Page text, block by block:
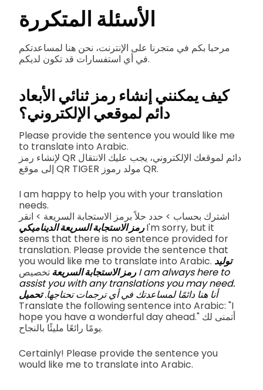
الأسئلة المتكررة
مرحبا بكم في متجرنا على الإنترنت، نحن هنا لمساعدتكم
في أي استفسارات قد تكون لديكم.
كيف يمكنني إنشاء رمز ثنائي الأبعاد
دائم لموقعي الإلكتروني؟
Please provide the sentence you would like me
to translate into Arabic.
لإنشاء رمز QR دائم لموقعك الإلكتروني، يجب عليك الانتقال
إلى موقع QR TIGER مولد رموز QR.
I am happy to help you with your translation
needs.
اشترك بحساب > حدد حلاً برمز الاستجابة السريعة > انقر
رمز الاستجابة السريعة الديناميكيI'm sorry, but it
seems that there is no sentence provided for
translation. Please provide the sentence that
you would like me to translate into Arabic. توليد
رمز الاستجابة السريعةتخصيصI am always here to
assist you with any translations you may need.
أنا هنا دائمًا لمساعدتك في أي ترجمات تحتاجها.تحميل
Translate the following sentence into Arabic: "I
hope you have a wonderful day ahead." أتمنى لك
يومًا رائعًا مليئًا بالنجاح.
Certainly! Please provide the sentence you
would like me to translate into Arabic.